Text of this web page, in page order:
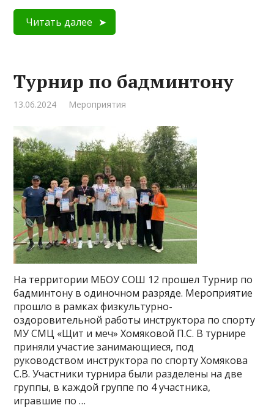
Читать далее
Турнир по бадминтону
13.06.2024 Мероприятия
На территории МБОУ СОШ 12 прошел Турнир по
бадминтону в одиночном разряде. Мероприятие
прошло в рамках физкультурно-
оздоровительной работы инструктора по спорту
МУ СМЦ «Щит и меч» Хомяковой П.С. В турнире
приняли участие занимающиеся, под
руководством инструктора по спорту Хомякова
С.В. Участники турнира были разделены на две
группы, в каждой группе по 4 участника,
игравшие по …